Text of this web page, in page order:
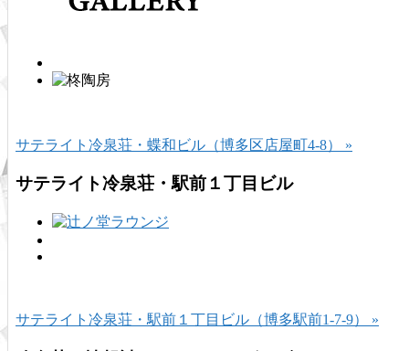
サテライト冷泉荘・蝶和ビル（博多区店屋町4-8） »
サテライト冷泉荘・駅前１丁目ビル
サテライト冷泉荘・駅前１丁目ビル（博多駅前1-7-9） »